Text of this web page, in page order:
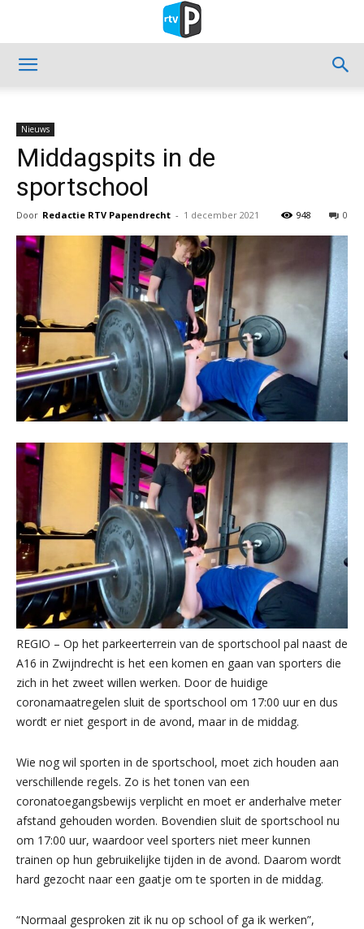
Nieuws
Middagspits in de
sportschool
Door Redactie RTV Papendrecht - 1 december 2021 0
948
REGIO – Op het parkeerterrein van de sportschool pal naast de
A16 in Zwijndrecht is het een komen en gaan van sporters die
zich in het zweet willen werken. Door de huidige
coronamaatregelen sluit de sportschool om 17:00 uur en dus
wordt er niet gesport in de avond, maar in de middag.
Wie nog wil sporten in de sportschool, moet zich houden aan
verschillende regels. Zo is het tonen van een
coronatoegangsbewijs verplicht en moet er anderhalve meter
afstand gehouden worden. Bovendien sluit de sportschool nu
om 17:00 uur, waardoor veel sporters niet meer kunnen
trainen op hun gebruikelijke tijden in de avond. Daarom wordt
hard gezocht naar een gaatje om te sporten in de middag.
“Normaal gesproken zit ik nu op school of ga ik werken”,